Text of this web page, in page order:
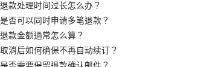
退款处理时间过长怎么办？
是否可以同时申请多笔退款？
退款金额通常怎么算？
取消后如何确保不再自动续订？